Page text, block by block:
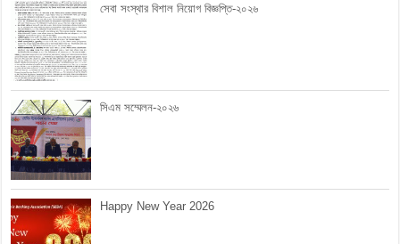
সেবা সংস্থার বিশাল নিয়োগ বিজ্ঞপ্তি-২০২৬
সিএম সম্মেলন-২০২৬
Happy New Year 2026